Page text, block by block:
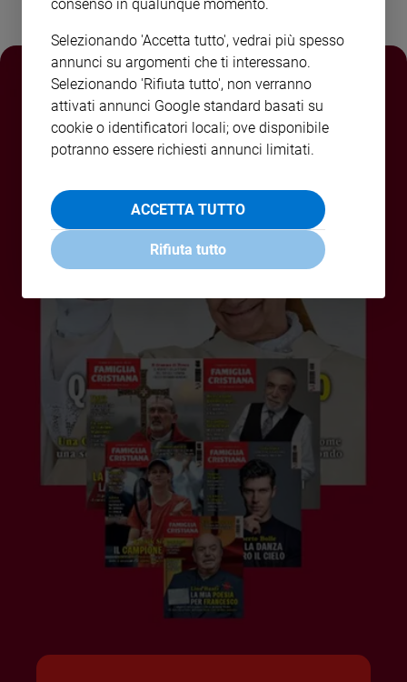
Contatti
Pubblicità
Registrati
consenso in qualunque momento.
Selezionando 'Accetta tutto', vedrai più spesso
annunci su argomenti che ti interessano.
Selezionando 'Rifiuta tutto', non verranno
attivati annunci Google standard basati su
cookie o identificatori locali; ove disponibile
potranno essere richiesti annunci limitati.
ACCETTA TUTTO
Rifiuta tutto